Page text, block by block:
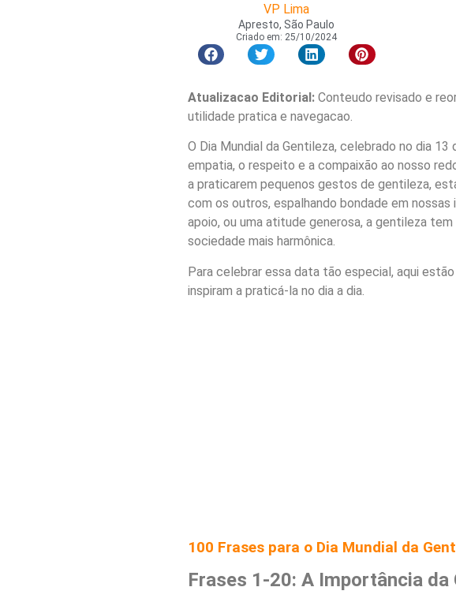
VP Lima
Apresto, São Paulo
Criado em: 25/10/2024
Atualizacao Editorial:Conteudo revisado e
utilidade pratica e navegacao.
O Dia Mundial da Gentileza, celebrado no dia
empatia, o respeito e a compaixão ao nosso
a praticarem pequenos gestos de gentileza,
com os outros, espalhando bondade em nossas
apoio, ou uma atitude generosa, a gentileza
sociedade mais harmônica.
Para celebrar essa data tão especial, aqui
inspiram a praticá-la no dia a dia.
100 Frases para o Dia Mundial da
Frases 1-20: A Importância da